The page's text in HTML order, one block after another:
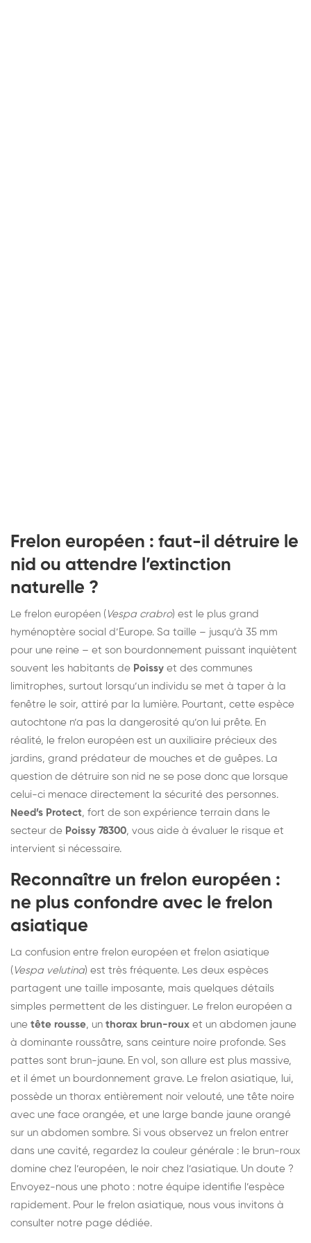
Frelon européen : faut-il détruire le
nid ou attendre l’extinction
naturelle ?
Le frelon européen ( Vespa crabro) est le plus grand
hyménoptère social d’Europe. Sa taille – jusqu’à 35 mm
pour une reine – et son bourdonnement puissant inquiètent
souvent les habitants de Poissy et des communes
limitrophes, surtout lorsqu’un individu se met à taper à la
fenêtre le soir, attiré par la lumière. Pourtant, cette espèce
autochtone n’a pas la dangerosité qu’on lui prête. En
réalité, le frelon européen est un auxiliaire précieux des
jardins, grand prédateur de mouches et de guêpes. La
question de détruire son nid ne se pose donc que lorsque
celui-ci menace directement la sécurité des personnes.
Need’s Protect, fort de son expérience terrain dans le
secteur de Poissy 78300, vous aide à évaluer le risque et
intervient si nécessaire.
Reconnaître un frelon européen :
ne plus confondre avec le frelon
asiatique
La confusion entre frelon européen et frelon asiatique
( Vespa velutina) est très fréquente. Les deux espèces
partagent une taille imposante, mais quelques détails
simples permettent de les distinguer. Le frelon européen a
une tête rousse, un thorax brun-roux et un abdomen jaune
à dominante roussâtre, sans ceinture noire profonde. Ses
pattes sont brun-jaune. En vol, son allure est plus massive,
et il émet un bourdonnement grave. Le frelon asiatique, lui,
possède un thorax entièrement noir velouté, une tête noire
avec une face orangée, et une large bande jaune orangé
sur un abdomen sombre. Si vous observez un frelon entrer
dans une cavité, regardez la couleur générale : le brun-roux
domine chez l’européen, le noir chez l’asiatique. Un doute ?
Envoyez-nous une photo : notre équipe identifie l’espèce
rapidement. Pour le frelon asiatique, nous vous invitons à
consulter notre page dédiée.